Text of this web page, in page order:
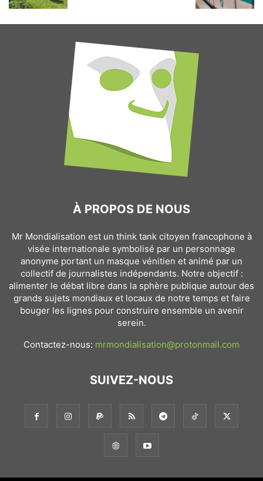
À PROPOS DE NOUS
Mr Mondialisation est un think tank citoyen francophone à
visée internationale symbolisé par un personnage
anonyme portant un masque vénitien et animé par un
collectif de journalistes indépendants. Notre objectif :
alimenter le débat libre dans la sphère publique autour des
grands sujets mondiaux et locaux de notre temps et faire
bouger les lignes pour construire ensemble un avenir
serein.
Contactez-nous: mrmondialisation@protonmail.com
SUIVEZ-NOUS